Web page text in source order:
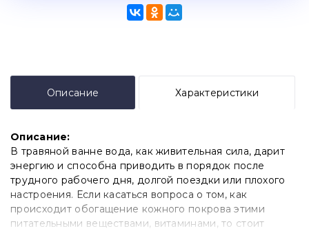
Описание Характеристики
Описание:
В травяной ванне вода, как живительная сила, дарит
энергию и способна приводить в порядок после
трудного рабочего дня, долгой поездки или плохого
настроения. Если касаться вопроса о том, как
происходит обогащение кожного покрова этими
питательными веществами, витаминами, то стоит